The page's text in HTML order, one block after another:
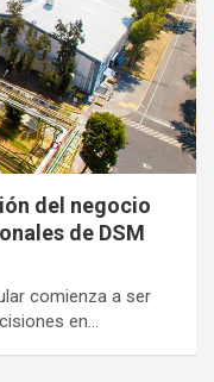
del negocio
de DSM
comienza a ser
en…